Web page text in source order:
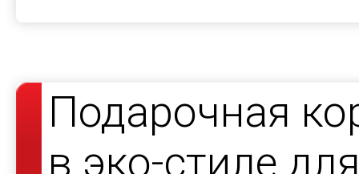
Подарочная
в эко-стиле